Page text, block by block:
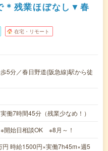
＊残業ほぼなし▼春
在宅・リモート
5分／春日野道(阪急線)駅から徒
働7時間45分（残業少なめ！）
始日相談OK ※8月～！
時給1500円×実働7h45m×週5